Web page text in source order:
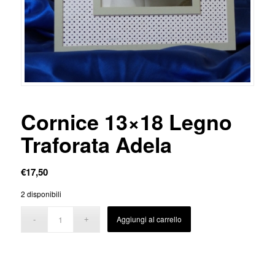
Cornice 13×18 Legno
Traforata Adela
€17,50
2 disponibili
Aggiungi al carrello